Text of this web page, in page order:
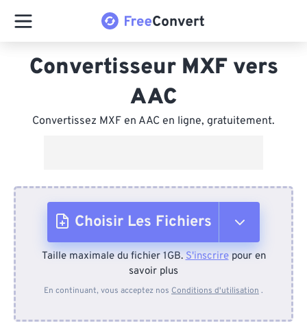
Convertisseur MXF vers
AAC
Convertissez MXF en AAC en ligne, gratuitement.
Choisir Les Fichiers
Depuis l'appareil
Taille maximale du fichier 1GB.S'inscrirepour en
savoir plus
En continuant, vous acceptez nos Conditions d'utilisation .